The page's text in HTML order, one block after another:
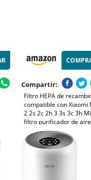
Compartir:
Filtro HEPA de
compatible con Xiaomi
2 2s 2c 2h 3 3s 3c 3h
filtro purificador de
Antibacteriano